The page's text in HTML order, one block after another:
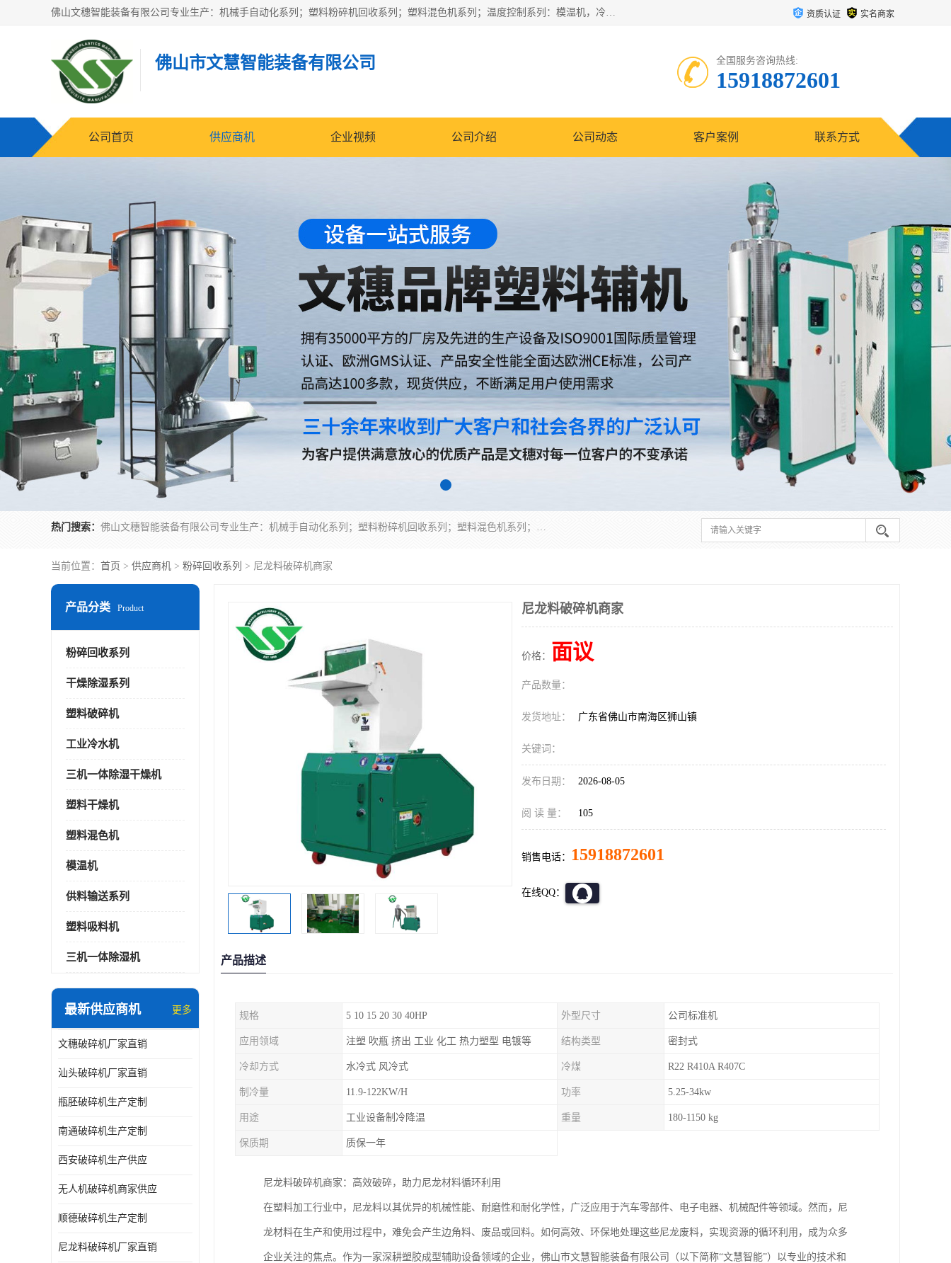
佛山文穗智能装备有限公司专业生产：机械手自动化系列；塑料粉碎机回收系列；塑料混色机系列；温度控制系列：模温机，冷水机；供料输送系列：中央供料系统，欧化/独立式吸料机，分体式吸料机；整机保修一年，易损件除外。 资质认证 实名商家
佛山市文慧智能装备有限公司 全国服务咨询热线:
15918872601
公司首页 供应商机 企业视频 公司介绍 公司动态 客户案例 联系方式
热门搜索： 佛山文穗智能装备有限公司专业生产：机械手自动化系列；塑料粉碎机回收系列；塑料混色机系列；温度控制系列：模温机，冷水机；供料输送系列：中央供料系统，欧化/独立式吸料机，分体式吸料机；整机保修一年，易损件除外。
当前位置： 首页 > 供应商机 > 粉碎回收系列 > 尼龙料破碎机商家
产品分类 Product
粉碎回收系列
干燥除湿系列
塑料破碎机
工业冷水机
三机一体除湿干燥机
塑料干燥机
塑料混色机
模温机
供料输送系列
塑料吸料机
三机一体除湿机
最新供应商机 更多
文穗破碎机厂家直销
汕头破碎机厂家直销
瓶胚破碎机生产定制
南通破碎机生产定制
西安破碎机生产供应
无人机破碎机商家供应
顺德破碎机生产定制
尼龙料破碎机厂家直销
尼龙料破碎机商家
价格： 面议
产品数量：
发货地址： 广东省佛山市南海区狮山镇
关键词：
发布日期： 2026-08-05
阅 读 量： 105
销售电话： 15918872601
在线QQ：
产品描述
规格 5 10 15 20 30 40HP 外型尺寸 公司标准机
应用领域 注塑 吹瓶 挤出 工业 化工 热力塑型 电镀等 结构类型 密封式
冷却方式 水冷式 风冷式 冷煤 R22 R410A R407C
制冷量 11.9-122KW/H 功率 5.25-34kw
用途 工业设备制冷降温 重量 180-1150 kg
保质期 质保一年
尼龙料破碎机商家：高效破碎，助力尼龙材料循环利用
在塑料加工行业中，尼龙料以其优异的机械性能、耐磨性和耐化学性，广泛应用于汽车零部件、电子电器、机械配件等领域。然而，尼
龙材料在生产和使用过程中，难免会产生边角料、废品或回料。如何高效、环保地处理这些尼龙废料，实现资源的循环利用，成为众多
企业关注的焦点。作为一家深耕塑胶成型辅助设备领域的企业，佛山市文慧智能装备有限公司（以下简称“文慧智能”）以专业的技术和